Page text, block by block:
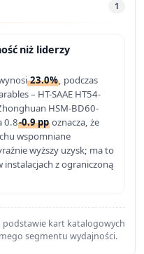
1
niż liderzy
23.0%, podczas
– HT-SAAE HT54-
HSM-BD60-
0.8-0.9 pp oznacza, że
wspomniane
wyższy uzysk; ma to
instalacjach z ograniczoną
podstawie kart katalogowych
segmentu wydajności.